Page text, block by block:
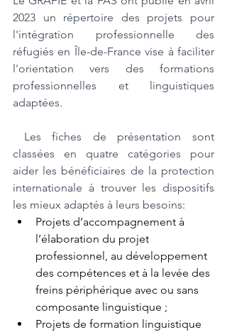
2023 un répertoire des projets pour
l'intégration professionnelle des
réfugiés en Île-de-France vise à faciliter
l'orientation vers des formations
professionnelles et linguistiques
adaptées.
classées en quatre catégories pour
aider les bénéficiaires de la protection
internationale à trouver les dispositifs
les mieux adaptés à leurs besoins:
Projets d’accompagnement à
l’élaboration du projet
professionnel, au développement
des compétences et à la levée des
freins périphérique avec ou sans
composante linguistique ;
Projets de formation linguistique